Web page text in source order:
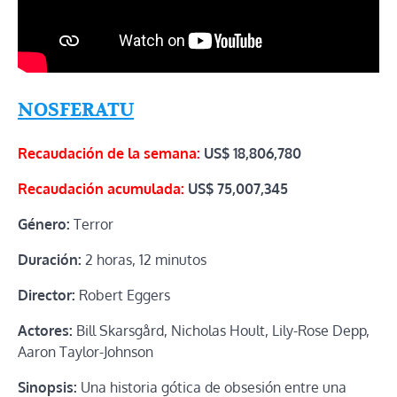
NOSFERATU
Recaudación de la semana: US$ 18,806,780
Recaudación acumulada: US$ 75,007,345
Género: Terror
Duración: 2 horas, 12 minutos
Director: Robert Eggers
Actores: Bill Skarsgård, Nicholas Hoult, Lily-Rose Depp,
Aaron Taylor-Johnson
Sinopsis: Una historia gótica de obsesión entre una